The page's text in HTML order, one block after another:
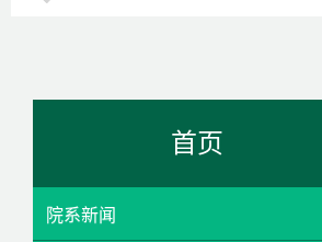
首页
院系新闻